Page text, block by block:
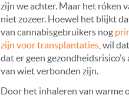
zijn we achter. Maar het róken
niet zozeer. Hoewel het blijkt
van cannabisgebruikers nog
zijn voor transplantaties , wil
dat er geen gezondheidsrisico’s
van wiet verbonden zijn.
Door het inhaleren van warme